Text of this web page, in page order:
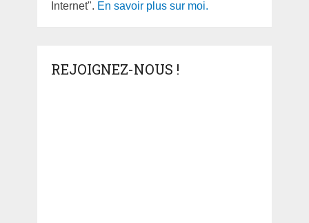
Internet". En savoir plus sur moi.
REJOIGNEZ-NOUS !